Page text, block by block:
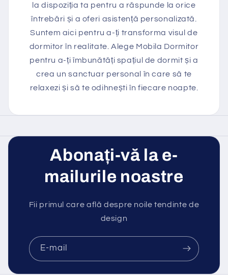
la dispoziția ta pentru a răspunde la orice
întrebări și a oferi asistență personalizată.
Suntem aici pentru a-ți transforma visul de
dormitor în realitate. Alege Mobila Dormitor
pentru a-ți îmbunătăți spațiul de dormit și a
crea un sanctuar personal în care să te
relaxezi și să te odihnești în fiecare noapte.
Abonați-vă la e-
mailurile noastre
Fii primul care află despre noile tendinte de
design
E-mail